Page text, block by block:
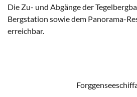
Die Zu- und Abgänge der
Bergstation sowie dem Panorama-
erreichbar.